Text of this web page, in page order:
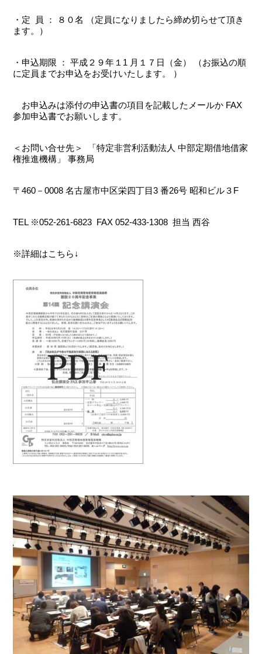
・定 員 ： ８０名 （定員になりましたら締め切らせて頂き
ます。）
・申込期限 ： 平成２９年１1 月１７日（金） （お振込の順
に定員までお申込をお受けいたします。 ）
お申込みは添付の申込書の項目を記載したメールか FAX
参加申込書でお願いします。
＜お問い合せ先＞ 「特定非営利活動法人 中部定期借地借家
権推進機構」 事務局
〒460－0008 名古屋市中区栄四丁目3 番26号 昭和ビル３F
TEL ※052-261-6823 FAX 052-433-1308 担当 西谷
※詳細はこちら↓